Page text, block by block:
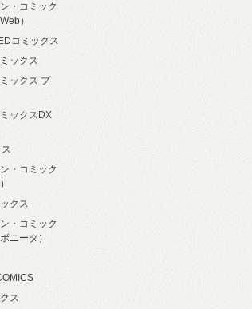
・コミック
）
コミックス
ックス
ックス プ
ックスDX
・コミック
クス
・コミック
ニータ）
ス